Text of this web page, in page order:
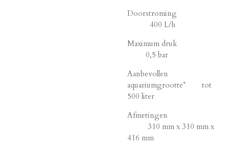
Doorstroming
400 L/h
Maximum druk
0,5 bar
Aanbevollen
aquariumgrootte* tot
500 liter
Afmetingen
310 mm x 310 mm x
416 mm